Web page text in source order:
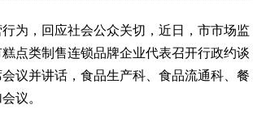
，回应社会公众关切，近日，市市场监
点类制售连锁品牌企业代表召开行政约谈
议并讲话，食品生产科、食品流通科、餐
议。